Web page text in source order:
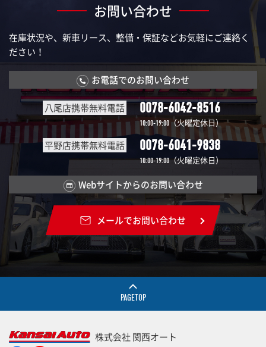
お問い合わせ
在庫状況や、新車リース、整備・保証などお気軽にご連絡く
ださい！
お電話でのお問い合わせ
八尾店携帯無料電話 0078-6042-8516
10:00-19:00 （火曜定休日）
平野店携帯無料電話 0078-6041-9838
10:00-19:00（火曜定休日）
Webサイトからのお問い合わせ
メールでお問い合わせ
PAGETOP
株式会社 関西オート